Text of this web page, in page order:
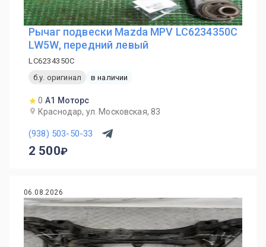
Рычаг подвески Mazda MPV LC6234350C
LW5W, передний левый
LC6234350C
б.у. оригинал
в наличии
0 А1 Моторс
Краснодар, ул. Московская, 83
(938) 503-50-33
2 500
06.08.2026